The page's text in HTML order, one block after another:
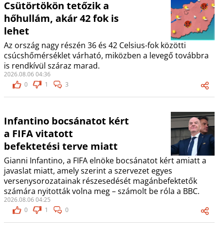
Csütörtökön tetőzik a
hőhullám, akár 42 fok is
lehet
Az ország nagy részén 36 és 42 Celsius-fok közötti
csúcshőmérséklet várható, miközben a levegő továbbra
is rendkívül száraz marad.
2026.08.06 04:36
0
1 3
Infantino bocsánatot kért
a FIFA vitatott
befektetési terve miatt
Gianni Infantino, a FIFA elnöke bocsánatot kért amiatt a
javaslat miatt, amely szerint a szervezet egyes
versenysorozatainak részesedését magánbefektetők
számára nyitották volna meg – számolt be róla a BBC.
2026.08.06 04:25
0
1 0